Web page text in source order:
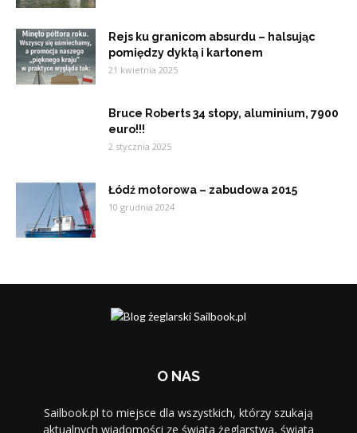
Rejs ku granicom absurdu – halsując
pomiędzy dyktą i kartonem
21 kwietnia 2025
Bruce Roberts 34 stopy, aluminium, 7900
euro!!!
2 stycznia 2025
Łódź motorowa – zabudowa 2015
10 grudnia 2024
O NAS
Sailbook.pl to miejsce dla wszystkich, którzy szukają
aktualnych wiadomości ze świata żeglarstwa, świata